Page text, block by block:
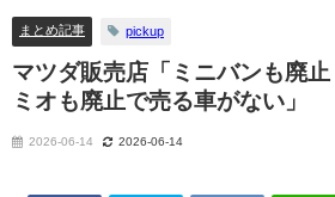
まとめ記事 pickup
マツダ販売店「ミニバンも廃
ミオも廃止で売る車がない」
2026-06-14 2026-06-14